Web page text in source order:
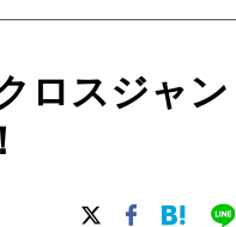
ロスジャン